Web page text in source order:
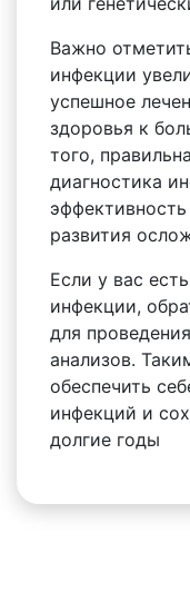
Важно
инфекции
успешное
здоровья к
того,
диагностика
развития
Если у вас
инфекции,
для
анализов.
обеспечить
инфекций и
долгие годы